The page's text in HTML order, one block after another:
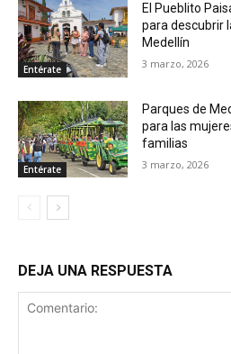
Entérate
El Pueblito
para descubrir
Medellín
3 marzo, 2026
Entérate
Parques de
para las
familias
3 marzo, 2026
DEJA UNA RESPUESTA